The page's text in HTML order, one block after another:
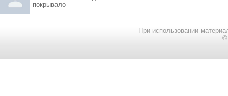
покрывало
При использовании